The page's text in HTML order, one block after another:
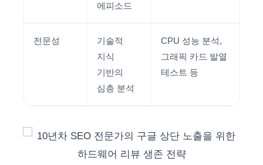
에피소드
전문성
기술적
지식
기반의
심층 분석
CPU 성능 분석,
그래픽 카드 발열
테스트 등